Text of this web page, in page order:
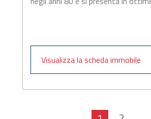
Visualizza la scheda immobile